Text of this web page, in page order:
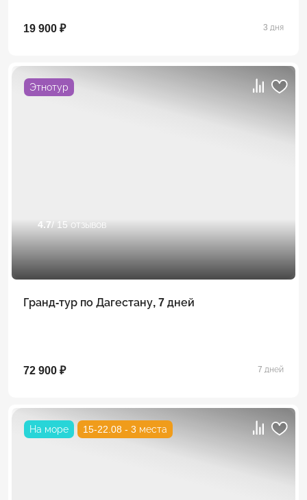
19 900 ₽ 3 дня
Этнотур
4.7/ 15 отзывов
Гранд-тур по Дагестану, 7 дней
72 900 ₽ 7 дней
На море 15-22.08 - 3 места